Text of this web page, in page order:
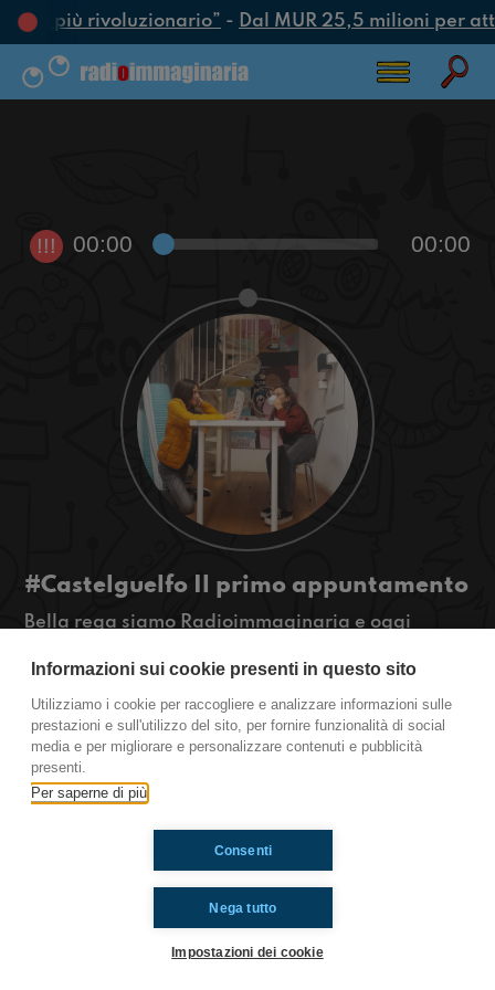
più rivoluzionario”- Dal MUR 25,5 milioni per
!!! 00:00 00:00
#Castelguelfo Il primo appuntamento
Bella rega siamo Radioimmaginaria e oggi
ai propri genitori di aver preso un brutto voto.
Castel Guelfo
Ti è piaciuto? Condividilo!
Informazioni sui cookie presenti in questo sito
Utilizziamo i cookie per raccogliere e analizzare informazioni sulle
prestazioni e sull'utilizzo del sito, per fornire funzionalità di social
media e per migliorare e personalizzare contenuti e pubblicità
presenti.
Per saperne di più
Nega tutto
Consenti
Impostazioni dei cookie